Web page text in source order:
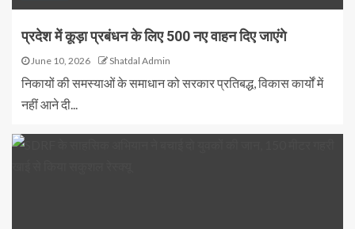
प्रदेश में कूड़ा प्रबंधन के लिए 500 नए वाहन दिए जाएंगे
June 10, 2026 Shatdal Admin
निकायों की समस्याओं के समाधान को सरकार प्रतिबद्ध, विकास कार्यों में
नहीं आने दी...